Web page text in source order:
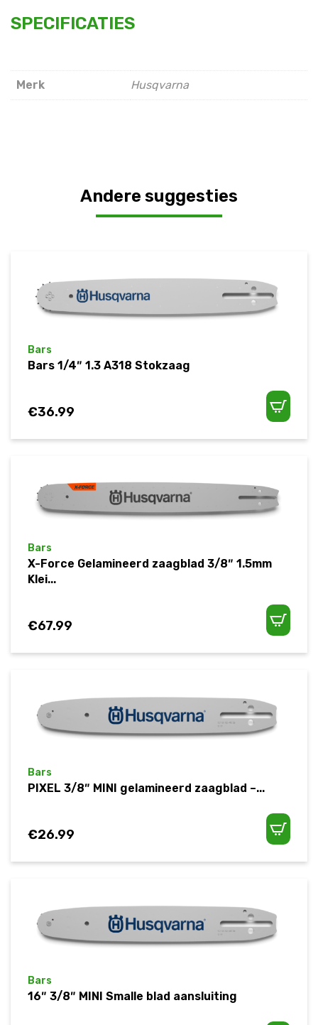
SPECIFICATIES
Merk Husqvarna
Andere suggesties
Bars
Bars 1/4″ 1.3 A318 Stokzaag
€36.99
Bars
X-Force Gelamineerd zaagblad 3/8″ 1.5mm
Klei...
€67.99
Bars
PIXEL 3/8″ MINI gelamineerd zaagblad –...
€26.99
Bars
16″ 3/8″ MINI Smalle blad aansluiting